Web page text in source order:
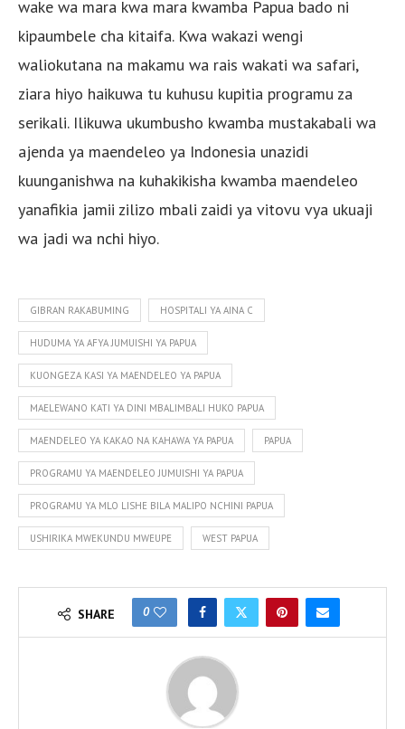
wake wa mara kwa mara kwamba Papua bado ni
kipaumbele cha kitaifa. Kwa wakazi wengi
waliokutana na makamu wa rais wakati wa safari,
ziara hiyo haikuwa tu kuhusu kupitia programu za
serikali. Ilikuwa ukumbusho kwamba mustakabali wa
ajenda ya maendeleo ya Indonesia unazidi
kuunganishwa na kuhakikisha kwamba maendeleo
yanafikia jamii zilizo mbali zaidi ya vitovu vya ukuaji
wa jadi wa nchi hiyo.
GIBRAN RAKABUMING HOSPITALI YA AINA C
HUDUMA YA AFYA JUMUISHI YA PAPUA
KUONGEZA KASI YA MAENDELEO YA PAPUA
MAELEWANO KATI YA DINI MBALIMBALI HUKO PAPUA
MAENDELEO YA KAKAO NA KAHAWA YA PAPUA PAPUA
PROGRAMU YA MAENDELEO JUMUISHI YA PAPUA
PROGRAMU YA MLO LISHE BILA MALIPO NCHINI PAPUA
USHIRIKA MWEKUNDU MWEUPE WEST PAPUA
SHARE 0